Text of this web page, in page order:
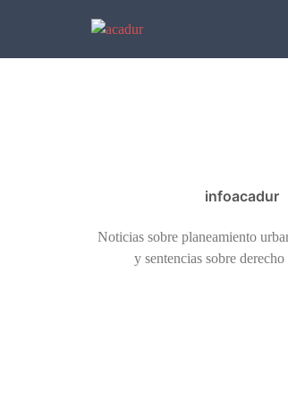
infoacadur
Noticias sobre planeamiento
y sentencias sobre